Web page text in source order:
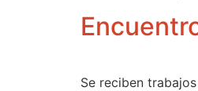
Se reciben